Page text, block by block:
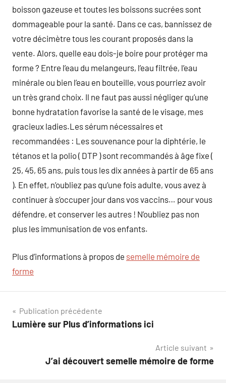
boisson gazeuse et toutes les boissons sucrées sont
dommageable pour la santé. Dans ce cas, bannissez de
votre décimètre tous les courant proposés dans la
vente. Alors, quelle eau dois-je boire pour protéger ma
forme ? Entre l’eau du melangeurs, l’eau filtrée, l’eau
minérale ou bien l’eau en bouteille, vous pourriez avoir
un très grand choix. Il ne faut pas aussi négliger qu’une
bonne hydratation favorise la santé de le visage, mes
gracieux ladies.Les sérum nécessaires et
recommandées : Les souvenance pour la diphtérie, le
tétanos et la polio ( DTP ) sont recommandés à âge fixe (
25, 45, 65 ans, puis tous les dix années à partir de 65 ans
). En effet, n’oubliez pas qu’une fois adulte, vous avez à
continuer à s’occuper jour dans vos vaccins… pour vous
défendre, et conserver les autres ! N’oubliez pas non
plus les immunisation de vos enfants.
Plus d’informations à propos de semelle mémoire de
forme
Navigation
de
Publication précédente
Lumière sur Plus d’informations ici
Article suivant
J’ai découvert semelle mémoire de forme